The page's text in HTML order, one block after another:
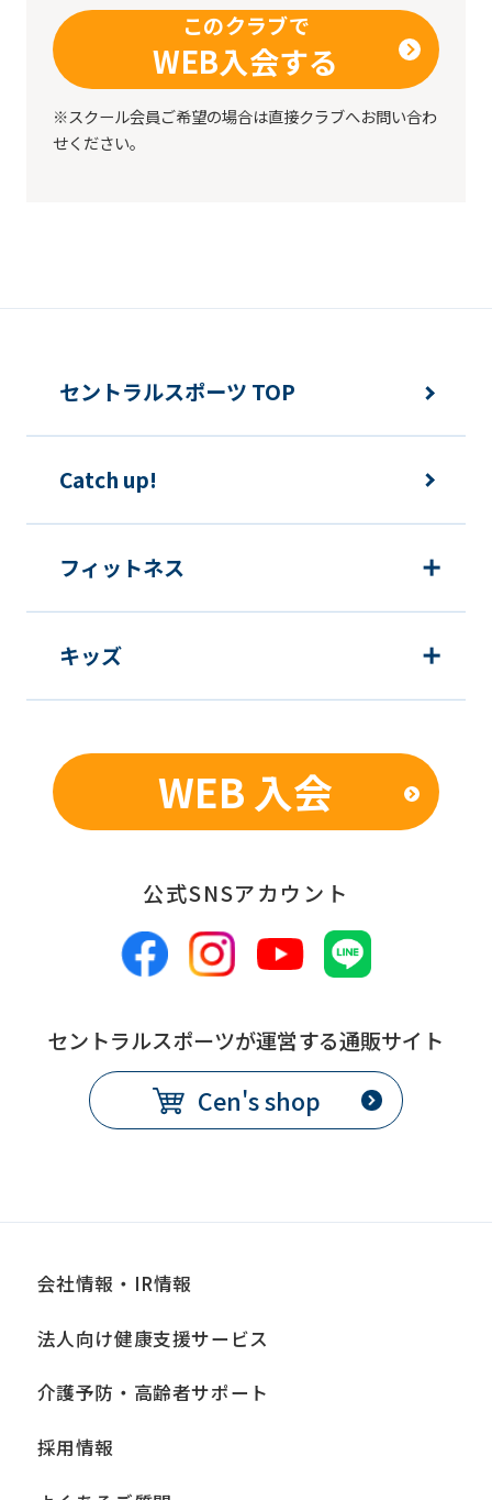
このクラブで
WEB入会する
※スクール会員ご希望の場合は直接クラブへお問い合わ
せください。
this
before
using
the
セントラルスポーツ TOP
Catch up!
フィットネス
キッズ
WEB 入会
公式SNSアカウント
セントラルスポーツが運営する通販サイト
Cen's shop
会社情報・IR情報
法人向け健康支援サービス
介護予防・高齢者サポート
採用情報